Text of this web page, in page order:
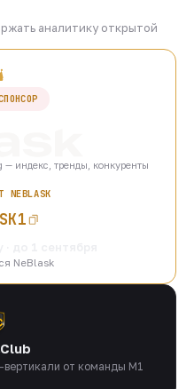
аналитику открытой
индекс, тренды, конкуренты
NEBLASK
NeBlask
от команды M1